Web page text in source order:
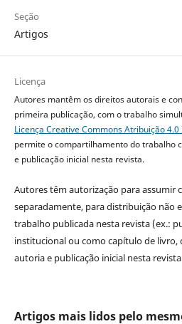
Seção
Artigos
Licença
Autores mantêm os direitos autorais e
primeira publicação, com o trabalho
Licença Creative Commons Atribuição
permite o compartilhamento do trabalho
e publicação inicial nesta revista.
Autores têm autorização para assumir
separadamente, para distribuição não
trabalho publicada nesta revista (ex.:
institucional ou como capítulo de livro,
autoria e publicação inicial nesta
Artigos mais lidos pelo